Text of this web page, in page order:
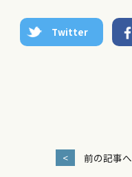
Twitter
< 前の記事へ